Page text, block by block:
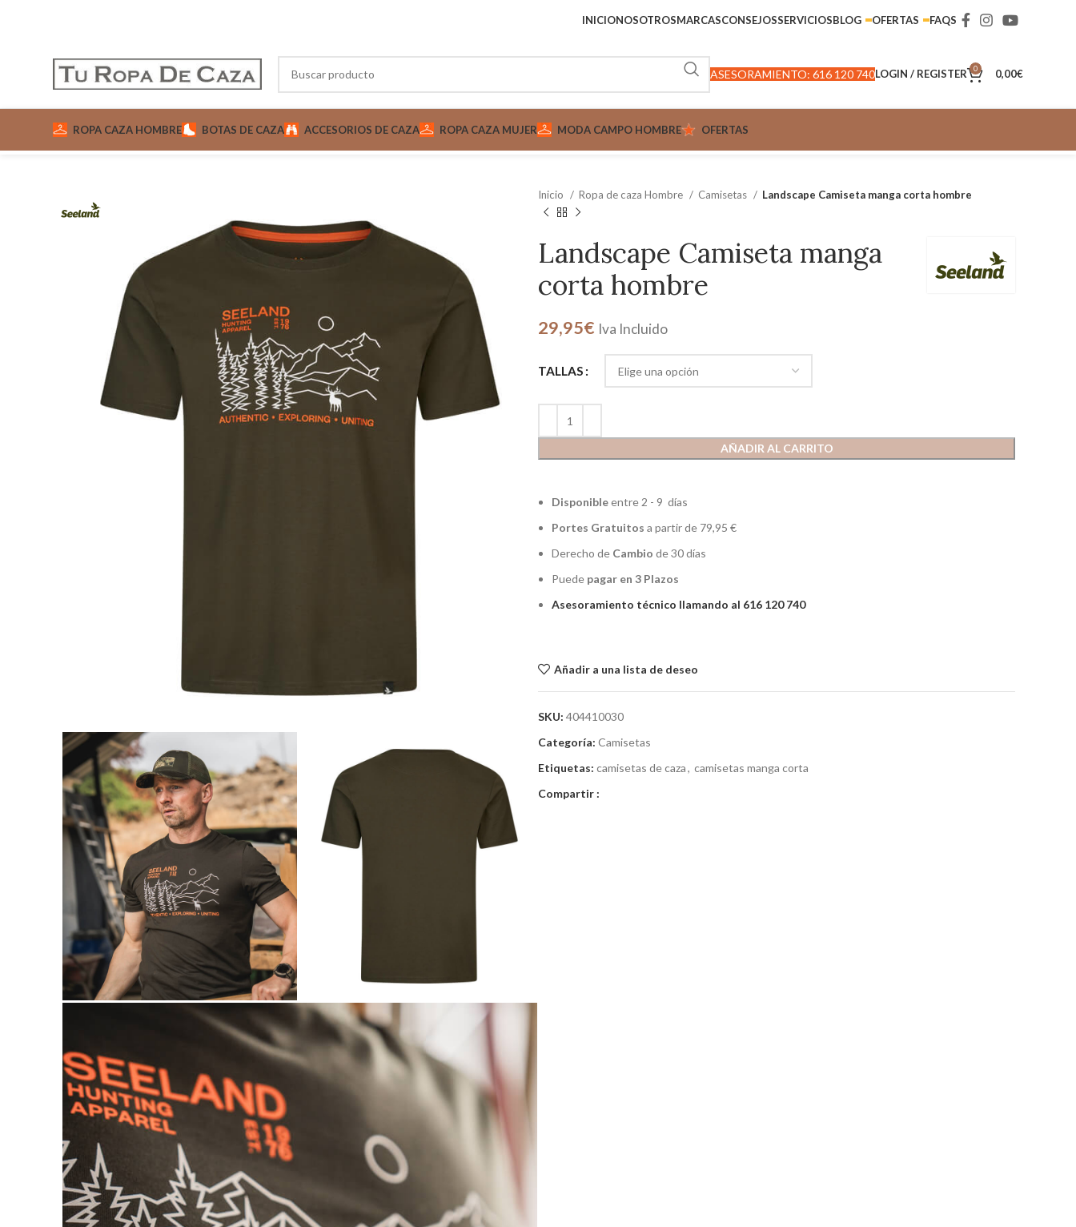
INICIONOSOTROSMARCASCONSEJOSSERVICIOSBLOG OFERTAS FAQS
ASESORAMIENTO: 616 120 740LOGIN / REGISTER 0 0,00€
ROPA CAZA HOMBRE BOTAS DE CAZA ACCESORIOS DE CAZA ROPA CAZA MUJER MODA CAMPO HOMBRE OFERTAS
Inicio Ropa de caza Hombre Camisetas Landscape Camiseta manga corta hombre
Landscape Camiseta manga
corta hombre
29,95€ Iva Incluido
TALLAS
AÑADIR AL CARRITO
Disponibleentre 2 - 9 días
Portes Gratuitos a partir de 79,95 €
Derecho de Cambio de 30 días
Puede pagar en 3 Plazos
Asesoramiento técnico llamando al 616 120 740
Añadir a una lista de deseo
SKU: 404410030
Categoría: Camisetas
Etiquetas: camisetas de caza, camisetas manga corta
Compartir :